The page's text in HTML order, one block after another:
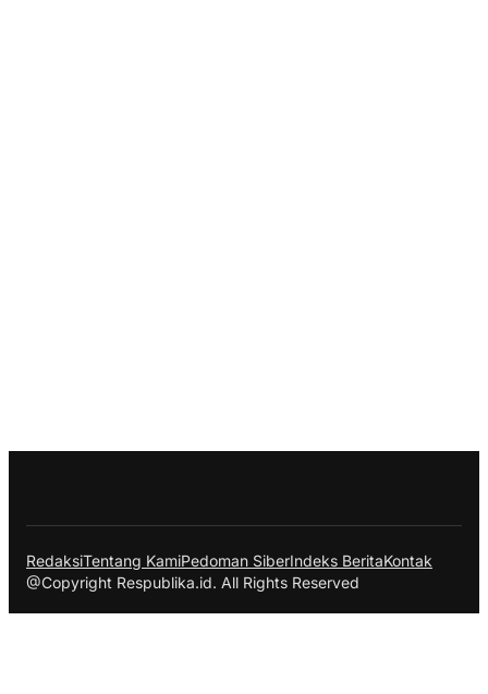
RedaksiTentang KamiPedoman SiberIndeks BeritaKontak
@Copyright Respublika.id. All Rights Reserved